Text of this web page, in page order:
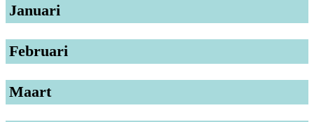
Januari
Februari
Maart